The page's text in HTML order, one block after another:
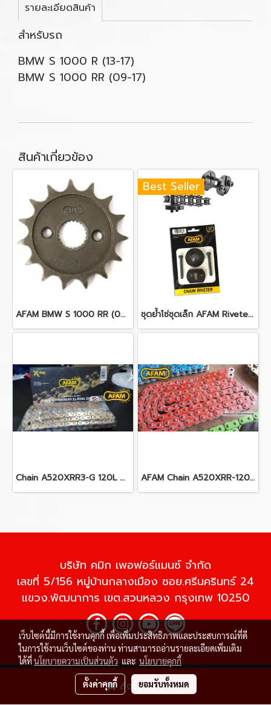
สั่งซื้อสินค้า
รายละเอียดสินค้า
สำหรับรถ
BMW S 1000 R (13-17)
BMW S 1000 RR (09-17)
สินค้าเกี่ยวข้อง
AFAM BMW S 1000 RR (09-17)
Best Seller
ชุดย้ำโซ่ชุดเล็ก AFAM Riveter Easy Riv 5
Chain A520XRR3-G 120L ARS Gold AFAM Chain A520XRR-120L ARS
บริษัท คมิก เพอฟอร์แมนซ์ จำกัด
เลขที่ 5/156 หมู่บ้านกลางเมือง ซอย.ศรีนครินทร์ 24
แขวง.พัฒนาการ เขต.สวนหลวง กรุงเทพ 10250
© Copyright 2020 All Rights Reserved
เว็บไซต์นี้มีการใช้งานคุกกี้ เพื่อเพิ่มประสิทธิภาพและประสบการณ์ที่ดี
ในการใช้งานเว็บไซต์ของท่าน ท่านสามารถอ่านรายละเอียดเพิ่มเติม
ได้ที่นโยบายความเป็นส่วนตัว และ นโยบายคุกกี้
ตั้งค่าคุกกี้ ยอมรับทั้งหมด